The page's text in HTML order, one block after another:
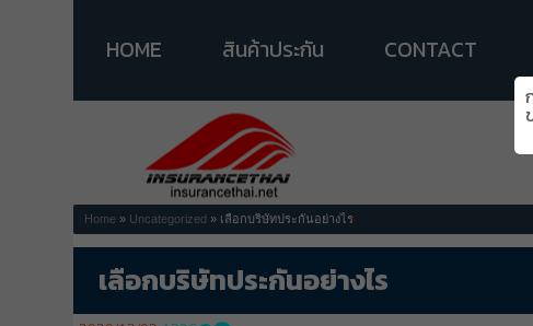
HOME สินค้าประกัน CONTACT
Home » Uncategorized » เลือกบริษัทประกันอย่างไร
เลือกบริษัทประกันอย่างไร